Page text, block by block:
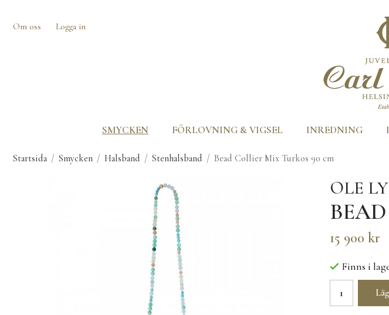
Om oss Logga in
SMYCKEN FÖRLOVNING & VIGSEL INREDNING
Startsida / Smycken / Halsband / Stenhalsband / Bead Collier Mix Turkos 90 cm
OLE
15 900 kr
Finns i